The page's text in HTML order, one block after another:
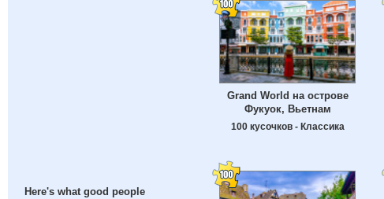
Here's what good people
Grand World на острове
Фукуок, Вьетнам
100 кусочков - Классика